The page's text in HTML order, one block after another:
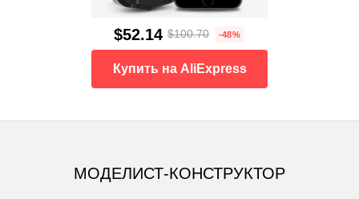
$52.14 $100.70 -48%
Купить на AliExpress
МОДЕЛИСТ-КОНСТРУКТОР